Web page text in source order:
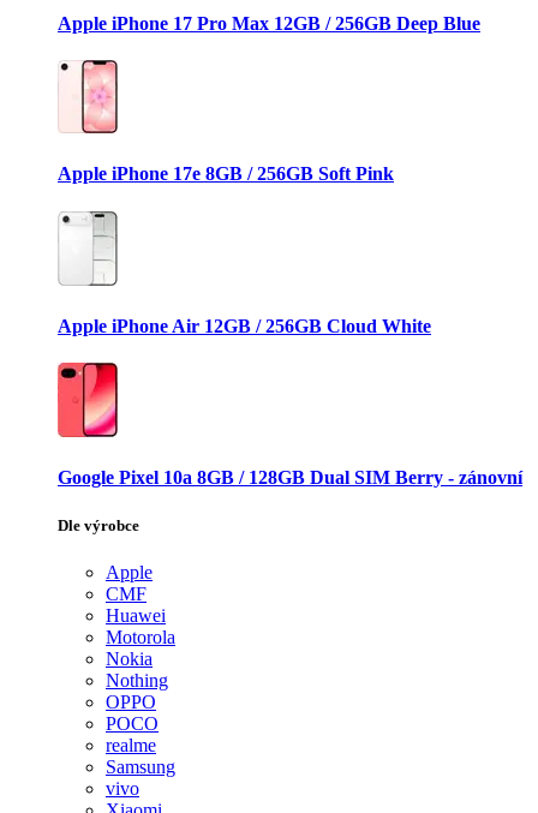
Apple iPhone 17 Pro Max 12GB / 256GB Deep Blue
Apple iPhone 17e 8GB / 256GB Soft Pink
Apple iPhone Air 12GB / 256GB Cloud White
Google Pixel 10a 8GB / 128GB Dual SIM Berry - zánovní
Dle výrobce
Apple
CMF
Huawei
Motorola
Nokia
Nothing
OPPO
POCO
realme
Samsung
vivo